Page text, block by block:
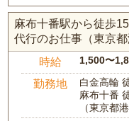
麻布十番駅から徒歩
代行のお仕事（東京都
時給 1,500〜
勤務地
白金高輪
麻布十番
（東京都